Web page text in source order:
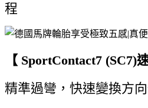
程
【 SportContact7 (SC7)
精準過彎，快速變換方